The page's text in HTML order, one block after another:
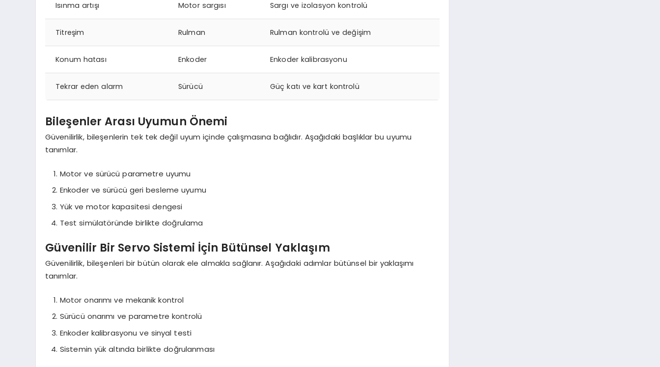
Isınma artışı Motor sargısı Sargı ve izolasyon kontrolü
Titreşim Rulman Rulman kontrolü ve değişim
Konum hatası Enkoder Enkoder kalibrasyonu
Tekrar eden alarm Sürücü Güç katı ve kart kontrolü
Bileşenler Arası Uyumun Önemi
Güvenilirlik, bileşenlerin tek tek değil uyum içinde çalışmasına bağlıdır. Aşağıdaki başlıklar bu uyumu
tanımlar.
Motor ve sürücü parametre uyumu
Enkoder ve sürücü geri besleme uyumu
Yük ve motor kapasitesi dengesi
Test simülatöründe birlikte doğrulama
Güvenilir Bir Servo Sistemi İçin Bütünsel Yaklaşım
Güvenilirlik, bileşenleri bir bütün olarak ele almakla sağlanır. Aşağıdaki adımlar bütünsel bir yaklaşımı
tanımlar.
Motor onarımı ve mekanik kontrol
Sürücü onarımı ve parametre kontrolü
Enkoder kalibrasyonu ve sinyal testi
Sistemin yük altında birlikte doğrulanması